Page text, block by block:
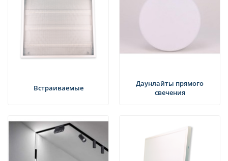
Встраиваемые
Даунлайты прямого
свечения